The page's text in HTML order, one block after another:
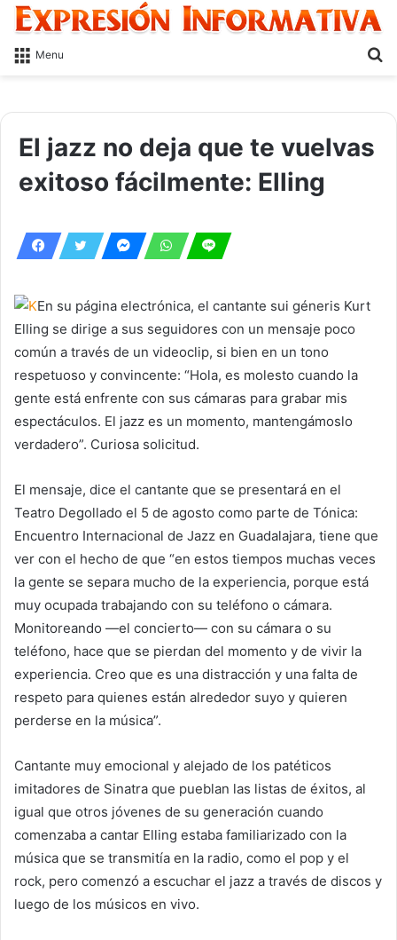
Menu
El jazz no deja que te vuelvas
exitoso fácilmente: Elling
En su página electrónica, el cantante sui géneris Kurt
Elling se dirige a sus seguidores con un mensaje poco
común a través de un videoclip, si bien en un tono
respetuoso y convincente: “Hola, es molesto cuando la
gente está enfrente con sus cámaras para grabar mis
espectáculos. El jazz es un momento, mantengámoslo
verdadero”. Curiosa solicitud.
El mensaje, dice el cantante que se presentará en el
Teatro Degollado el 5 de agosto como parte de Tónica:
Encuentro Internacional de Jazz en Guadalajara, tiene que
ver con el hecho de que “en estos tiempos muchas veces
la gente se separa mucho de la experiencia, porque está
muy ocupada trabajando con su teléfono o cámara.
Monitoreando —el concierto— con su cámara o su
teléfono, hace que se pierdan del momento y de vivir la
experiencia. Creo que es una distracción y una falta de
respeto para quienes están alrededor suyo y quieren
perderse en la música”.
Cantante muy emocional y alejado de los patéticos
imitadores de Sinatra que pueblan las listas de éxitos, al
igual que otros jóvenes de su generación cuando
comenzaba a cantar Elling estaba familiarizado con la
música que se transmitía en la radio, como el pop y el
rock, pero comenzó a escuchar el jazz a través de discos y
luego de los músicos en vivo.